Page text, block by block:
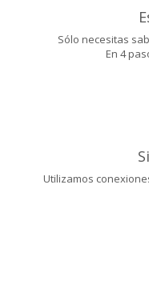
Sólo necesitas
En 4
Utilizamos